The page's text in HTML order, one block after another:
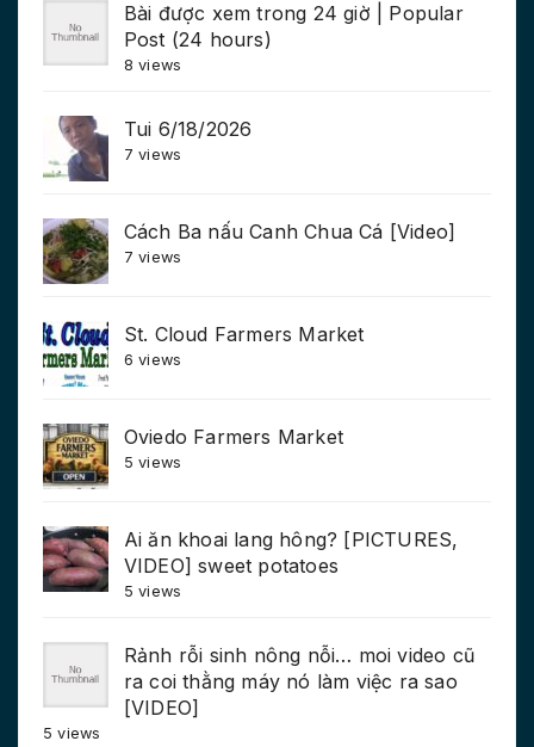
Bài được xem trong 24 giờ | Popular
Post (24 hours)
8 views
Tui 6/18/2026
7 views
Cách Ba nấu Canh Chua Cá [Video]
7 views
St. Cloud Farmers Market
6 views
Oviedo Farmers Market
5 views
Ai ăn khoai lang hông? [PICTURES,
VIDEO] sweet potatoes
5 views
Rảnh rỗi sinh nông nỗi… moi video cũ
ra coi thằng máy nó làm việc ra sao
[VIDEO]
5 views